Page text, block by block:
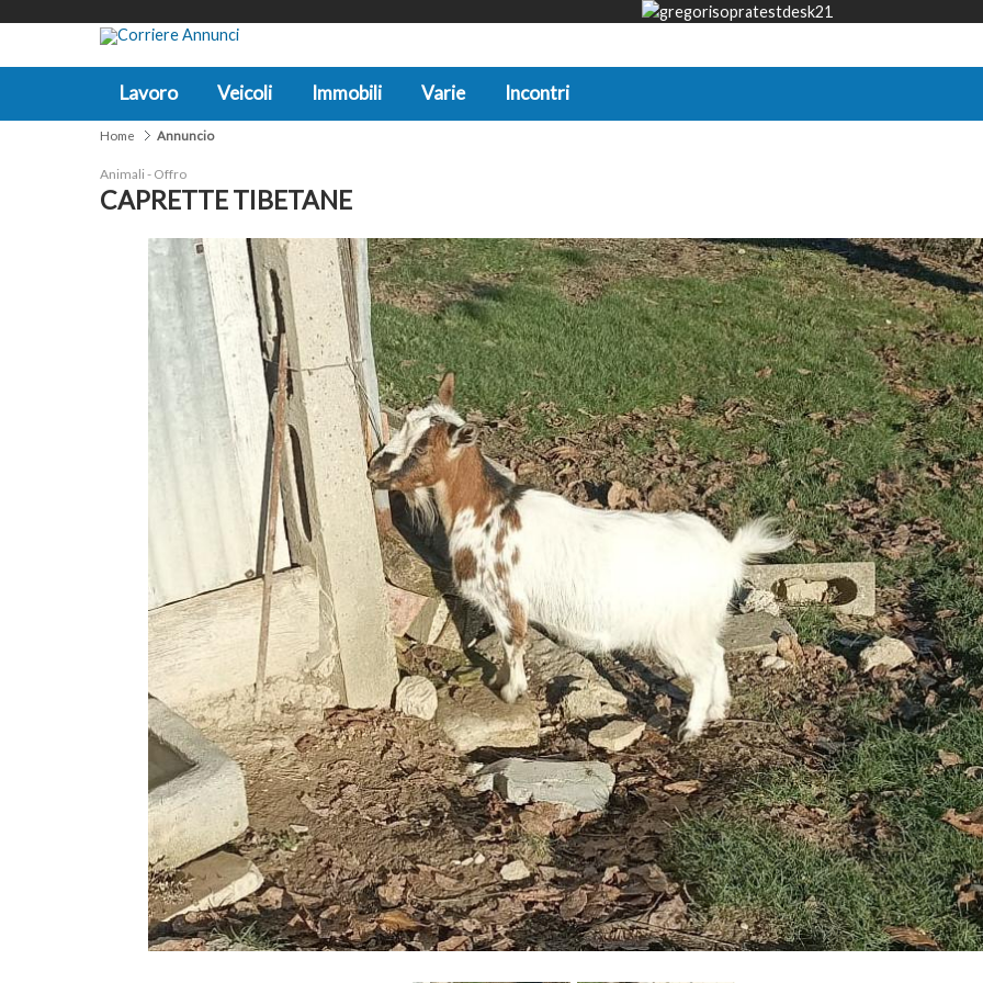
Lavoro Veicoli Immobili Varie Incontri
Home Annuncio
Animali - Offro
CAPRETTE TIBETANE